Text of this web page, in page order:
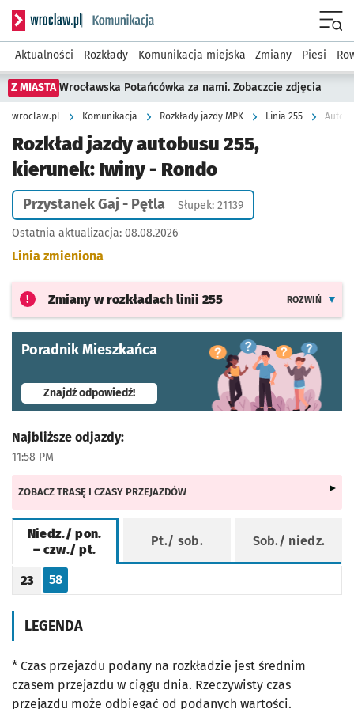
Serwis informacyjny wroclaw.pl podserwis: Komunikacja
Aktualności Rozkłady Komunikacja miejska Zmiany Piesi
Z MIASTA Wrocławska Potańcówka za nami. Zobaczcie zdjęcia
wroclaw.pl Komunikacja Rozkłady jazdy MPK Linia 255
Rozkład jazdy autobusu 255,
kierunek: Iwiny - Rondo
Przystanek Gaj - Pętla Słupek: 21139
Ostatnia aktualizacja: 08.08.2026
Linia zmieniona
Zmiany w rozkładach linii 255 ROZWIŃ
Poradnik Mieszkańca
Znajdź odpowiedź!- otworzy się w nowej karcie
Najbliższe odjazdy:
11:58 PM
ZOBACZ TRASĘ I CZASY PRZEJAZDÓW
Niedz./ pon.
– czw./ pt.
Pt./ sob. Sob./ niedz.
Rozkład jazdy -
Godzina odjazdu
23
Odjazd
58
minut po godzinie 23
LEGENDA
* Czas przejazdu podany na rozkładzie jest średnim
czasem przejazdu w ciągu dnia. Rzeczywisty czas
przejazdu może odbiegać od podanych wartości.